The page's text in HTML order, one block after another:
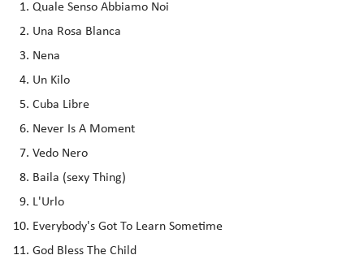
Quale Senso Abbiamo Noi
Una Rosa Blanca
Nena
Un Kilo
Cuba Libre
Never Is A Moment
Vedo Nero
Baila (sexy Thing)
L'Urlo
Everybody's Got To Learn Sometime
God Bless The Child